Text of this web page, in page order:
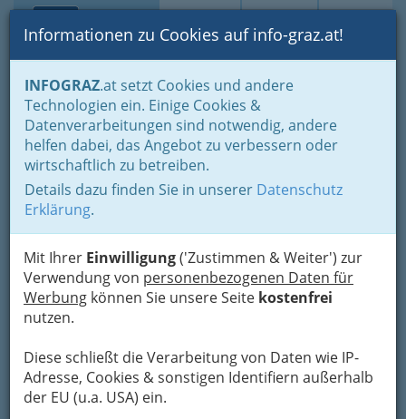
Suche Login Toggle
Informationen zu Cookies auf info-graz.at!
INFOGRAZ.at setzt Cookies und andere
Technologien ein. Einige Cookies &
Datenverarbeitungen sind notwendig, andere
helfen dabei, das Angebot zu verbessern oder
wirtschaftlich zu betreiben.
Details dazu finden Sie in unserer Datenschutz
Erklärung.
Mit Ihrer Einwilligung('Zustimmen & Weiter') zur
Verwendung von personenbezogenen Daten für
Werbung können Sie unsere Seite kostenfrei
nutzen.
Diese schließt die Verarbeitung von Daten wie IP-
Adresse, Cookies & sonstigen Identifiern außerhalb
der EU (u.a. USA) ein.
Home Branchen
Einkaufen & Schenken - der Handel
Handel in Graz
Dinge des täglichen Lebens
Lebensmittelhandel allgemein
Hofbäckerei Edegger - Tax
Hofgasse 6, 8010 Graz
+43 316 830 230
+43 316 830 230-13
Gutschein
Karte
Adresse mit Google Maps anschauen